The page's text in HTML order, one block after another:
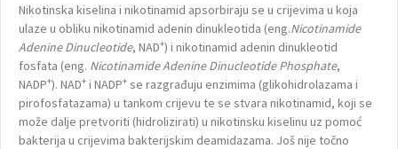
Nikotinska kiselina i nikotinamid apsorbiraju se u crijevima u koja
ulaze u obliku nikotinamid adenin dinukleotida (eng.Nicotinamide
Adenine Dinucleotide, NAD+) i nikotinamid adenin dinukleotid
fosfata (eng. Nicotinamide Adenine Dinucleotide Phosphate,
NADP+). NAD+ i NADP+ se razgrađuju enzimima (glikohidrolazama i
pirofosfatazama) u tankom crijevu te se stvara nikotinamid, koji se
može dalje pretvoriti (hidrolizirati) u nikotinsku kiselinu uz pomoć
bakterija u crijevima bakterijskim deamidazama. Još nije točno